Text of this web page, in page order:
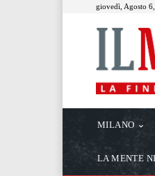
giovedì, Agosto
MILANO
LA MENTE